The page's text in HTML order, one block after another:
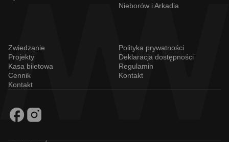
Nieborów i Arkadia
Zwiedzanie
Projekty
Kasa biletowa
Cennik
Kontakt
Polityka prywatności
Deklaracja dostępności
Regulamin
Kontakt